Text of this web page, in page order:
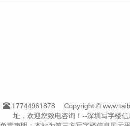
17744961878
Copyright ©
址，欢迎您致电咨询！--深圳写字楼